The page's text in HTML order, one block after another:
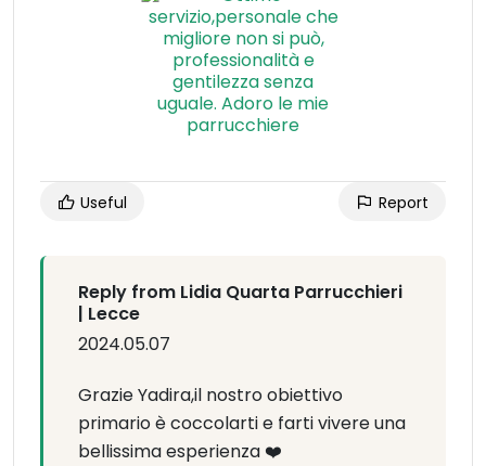
Useful Report
Reply from Lidia Quarta Parrucchieri
| Lecce
2024.05.07
Grazie Yadira,il nostro obiettivo
primario è coccolarti e farti vivere una
bellissima esperienza ❤️